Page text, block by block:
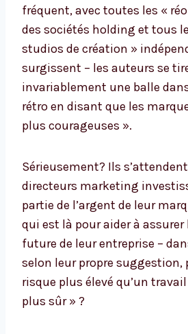
fréquent, avec toutes les «
des sociétés holding et tous
studios de création »
surgissent – ​​les auteurs se
invariablement une balle
rétro en disant que les
plus courageuses ».
Sérieusement? Ils
directeurs marketing
partie de l’argent de leur
qui est là pour aider à assurer
future de leur entreprise –
selon leur propre suggestion,
risque plus élevé qu’un
plus sûr » ?